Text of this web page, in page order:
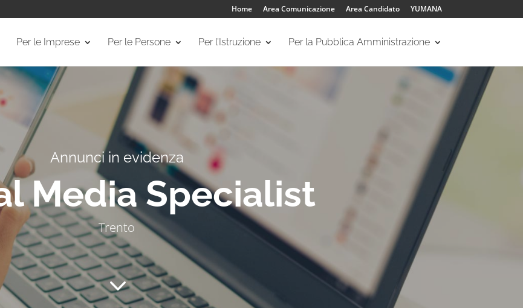
Home Area Comunicazione Area Candidato YUMANA
Per le Imprese Per le Persone Per l’Istruzione Per la Pubblica Amministrazione
Annunci in evidenza
Media Specialist
Trento